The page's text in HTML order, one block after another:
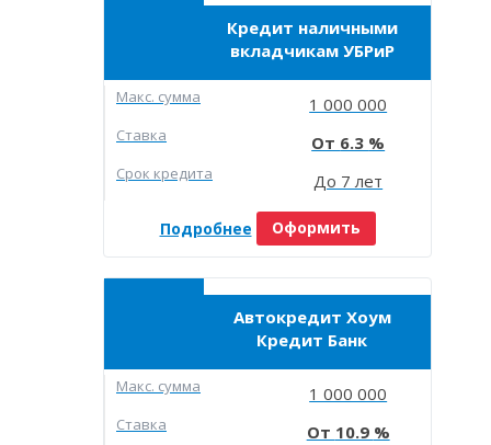
Кредит наличными
вкладчикам УБРиР
Макc. сумма 1 000 000
Ставка 6.3
Срок кредита До 7 лет
Подробнее Оформить
Автокредит Хоум
Кредит Банк
Макc. сумма 1 000 000
Ставка 10.9